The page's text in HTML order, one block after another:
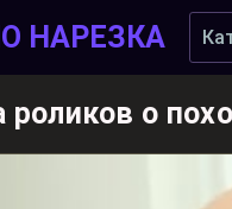
НАРЕЗКА
роликов о